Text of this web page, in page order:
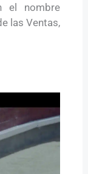
el nombre
las Ventas,